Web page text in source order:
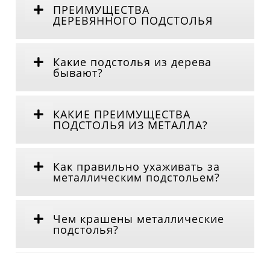
ПРЕИМУЩЕСТВА
ДЕРЕВЯННОГО ПОДСТОЛЬЯ
Какие подстолья из дерева
бывают?
КАКИЕ ПРЕИМУЩЕСТВА
ПОДСТОЛЬЯ ИЗ МЕТАЛЛА?
Как правильно ухаживать за
металлическим подстольем?
Чем крашены металлические
подстолья?